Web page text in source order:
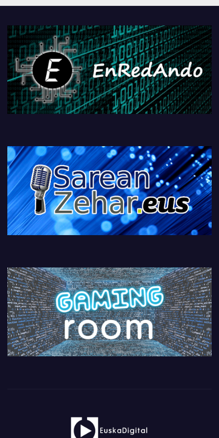
PlayStationeko bideojoko